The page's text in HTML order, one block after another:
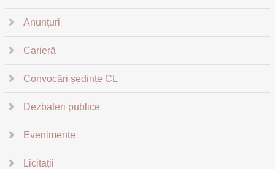
Anunțuri
Carieră
Convocări ședințe CL
Dezbateri publice
Evenimente
Licitații